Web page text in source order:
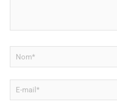
Nom*
mail*